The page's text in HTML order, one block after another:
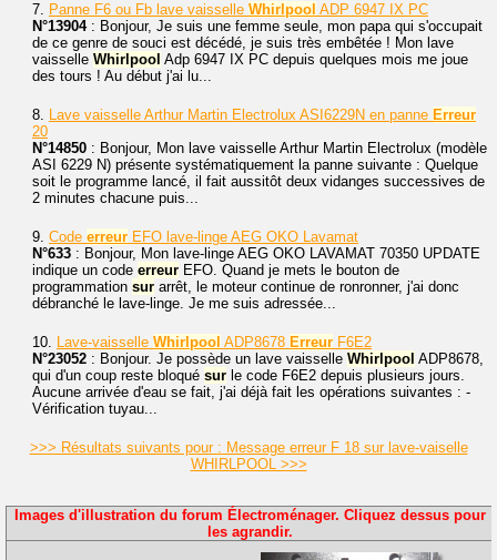
7. Panne F6 ou Fb lave vaisselle Whirlpool ADP 6947 IX PC
N°13904: Bonjour, Je suis une femme seule, mon papa qui s'occupait
de ce genre de souci est décédé, je suis très embêtée ! Mon lave
vaisselle Whirlpool Adp 6947 IX PC depuis quelques mois me joue
des tours ! Au début j'ai lu...
8. Lave vaisselle Arthur Martin Electrolux ASI6229N en panne Erreur
20
N°14850 : Bonjour, Mon lave vaisselle Arthur Martin Electrolux (modèle
ASI 6229 N) présente systématiquement la panne suivante : Quelque
soit le programme lancé, il fait aussitôt deux vidanges successives de
2 minutes chacune puis...
9. Code erreur EFO lave-linge AEG OKO Lavamat
N°633 : Bonjour, Mon lave-linge AEG OKO LAVAMAT 70350 UPDATE
indique un code erreur EFO. Quand je mets le bouton de
programmation sur arrêt, le moteur continue de ronronner, j'ai donc
débranché le lave-linge. Je me suis adressée...
10. Lave-vaisselle Whirlpool ADP8678 Erreur F6E2
N°23052 : Bonjour. Je possède un lave vaisselle Whirlpool ADP8678,
qui d'un coup reste bloqué sur le code F6E2 depuis plusieurs jours.
Aucune arrivée d'eau se fait, j'ai déjà fait les opérations suivantes : -
Vérification tuyau...
>>> Résultats suivants pour : Message erreur F 18 sur lave-vaiselle
WHIRLPOOL >>>
Images d'illustration du forum Électroménager. Cliquez dessus pour
les agrandir.